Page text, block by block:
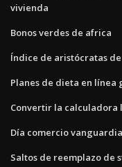
vivienda
Bonos verdes de africa
Índice de aristócratas
Planes de dieta en línea
Convertir la calculadora
Día comercio
Saltos de reemplazo de